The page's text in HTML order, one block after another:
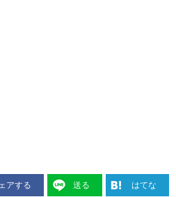
アする 送る はてな